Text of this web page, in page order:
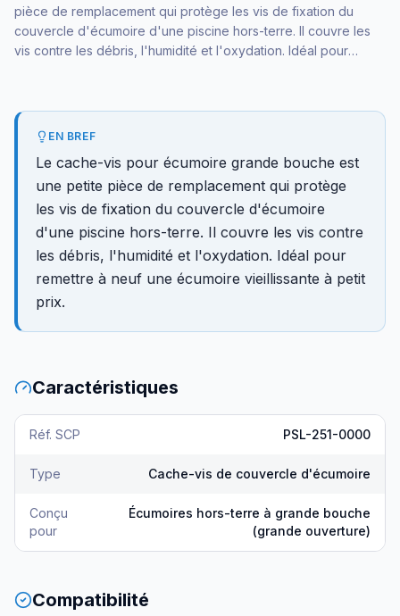
pièce de remplacement qui protège les vis de fixation du
couvercle d'écumoire d'une piscine hors-terre. Il couvre les
vis contre les débris, l'humidité et l'oxydation. Idéal pour
EN BREF
Le cache-vis pour écumoire grande bouche est
une petite pièce de remplacement qui protège
les vis de fixation du couvercle d'écumoire
d'une piscine hors-terre. Il couvre les vis contre
les débris, l'humidité et l'oxydation. Idéal pour
remettre à neuf une écumoire vieillissante à petit
prix.
Caractéristiques
Réf. SCP PSL-251-0000
Type Cache-vis de couvercle d'écumoire
Conçu
pour
Écumoires hors-terre à grande bouche
(grande ouverture)
Compatibilité